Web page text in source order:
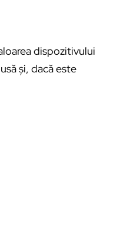
dispozitivului
și, dacă este